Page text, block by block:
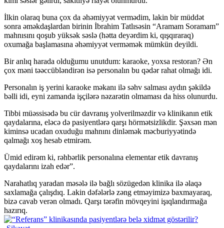
İlkin olaraq buna çox da əhəmiyyət vermədim, lakin bir müddət
sonra əməkdaşlardan birinin İbrahim Tatlısəsin “Aramam Soramam”
mahnısını qoşub yüksək səslə (hətta deyərdim ki, qışqıraraq)
oxumağa başlamasına əhəmiyyət verməmək mümkün deyildi.
Bir anlıq harada olduğumu unutdum: karaoke, yoxsa restoran? Ən
çox məni təəccübləndirən isə personalın bu qədər rahat olmağı idi.
Personalın iş yerini karaoke məkanı ilə səhv salması aydın şəkildə
bəlli idi, eyni zamanda işçilərə nəzarətin olmaması da hiss olunurdu.
Tibbi müəssisədə bu cür davranış yolverilməzdir və klinikanın etik
qaydalarına, eləcə də pasiyentlərə qarşı hörmətsizlikdir. Şəxsən mən
kiminsə ucadan oxuduğu mahnını dinləmək məcburiyyətində
qalmağı xoş hesab etmirəm.
Ümid edirəm ki, rəhbərlik personalına elementar etik davranış
qaydalarını izah edər”.
Narahatlıq yaradan məsələ ilə bağlı sözügedən klinika ilə əlaqə
saxlamağa çalışdıq. Lakin dəfələrlə zəng etməyimizə baxmayaraq,
bizə cavab verən olmadı. Qarşı tərəfin mövqeyini işıqlandırmağa
hazırıq.